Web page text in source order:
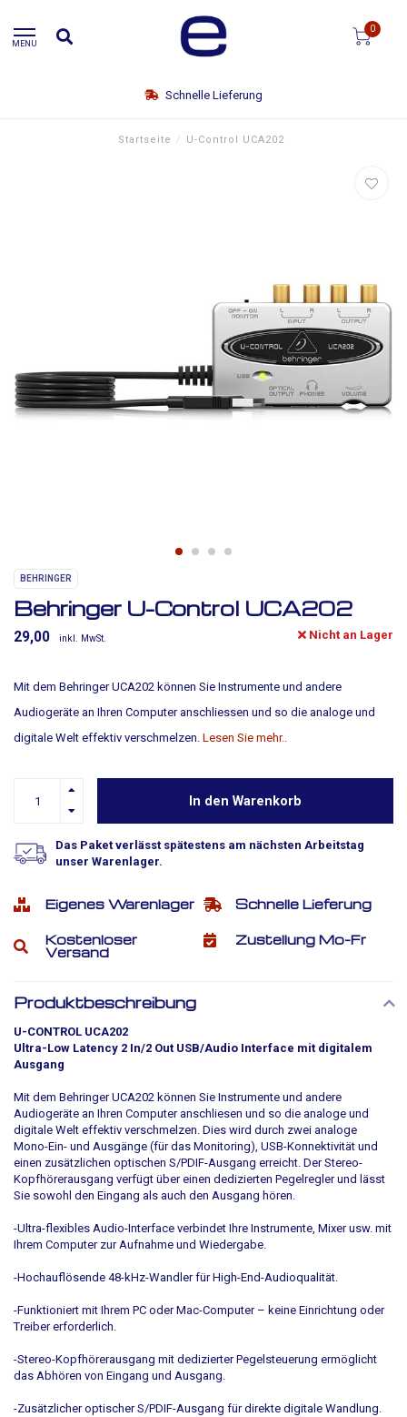
MENU
0
Schnelle Lieferung
Startseite / U-Control UCA202
BEHRINGER
Behringer U-Control UCA202
29,00 inkl. MwSt. Nicht an Lager
Mit dem Behringer UCA202 können Sie Instrumente und andere
Audiogeräte an Ihren Computer anschliessen und so die analoge und
digitale Welt effektiv verschmelzen. Lesen Sie mehr..
In den Warenkorb
Das Paket verlässt spätestens am nächsten Arbeitstag
unser Warenlager.
Eigenes Warenlager Schnelle Lieferung
Kostenloser
Versand
Zustellung Mo-Fr
Produktbeschreibung
U-CONTROL UCA202
Ultra-Low Latency 2 In/2 Out USB/Audio Interface mit digitalem
Ausgang
Mit dem Behringer UCA202 können Sie Instrumente und andere
Audiogeräte an Ihren Computer anschliesen und so die analoge und
digitale Welt effektiv verschmelzen. Dies wird durch zwei analoge
Mono-Ein- und Ausgänge (für das Monitoring), USB-Konnektivität und
einen zusätzlichen optischen S/PDIF-Ausgang erreicht. Der Stereo-
Kopfhörerausgang verfügt über einen dedizierten Pegelregler und lässt
Sie sowohl den Eingang als auch den Ausgang hören.
-Ultra-flexibles Audio-Interface verbindet Ihre Instrumente, Mixer usw. mit
Ihrem Computer zur Aufnahme und Wiedergabe.
-Hochauflösende 48-kHz-Wandler für High-End-Audioqualität.
-Funktioniert mit Ihrem PC oder Mac-Computer – keine Einrichtung oder
Treiber erforderlich.
-Stereo-Kopfhörerausgang mit dedizierter Pegelsteuerung ermöglicht
das Abhören von Eingang und Ausgang.
-Zusätzlicher optischer S/PDIF-Ausgang für direkte digitale Wandlung.